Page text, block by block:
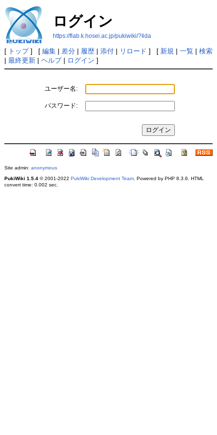
ログイン
https://flab.k.hosei.ac.jp/pukiwiki/?Iida
[ トップ] [ 編集| 差分| 履歴| 添付| リロード ] [ 新規 | 一覧| 検索
| 最終更新| ヘルプ| ログイン ]
ユーザー名:
パスワード:
Site admin: anonymous
PukiWiki 1.5.4© 2001-2022 PukiWiki Development Team. Powered by PHP 8.3.6. HTML
convert time: 0.002 sec.